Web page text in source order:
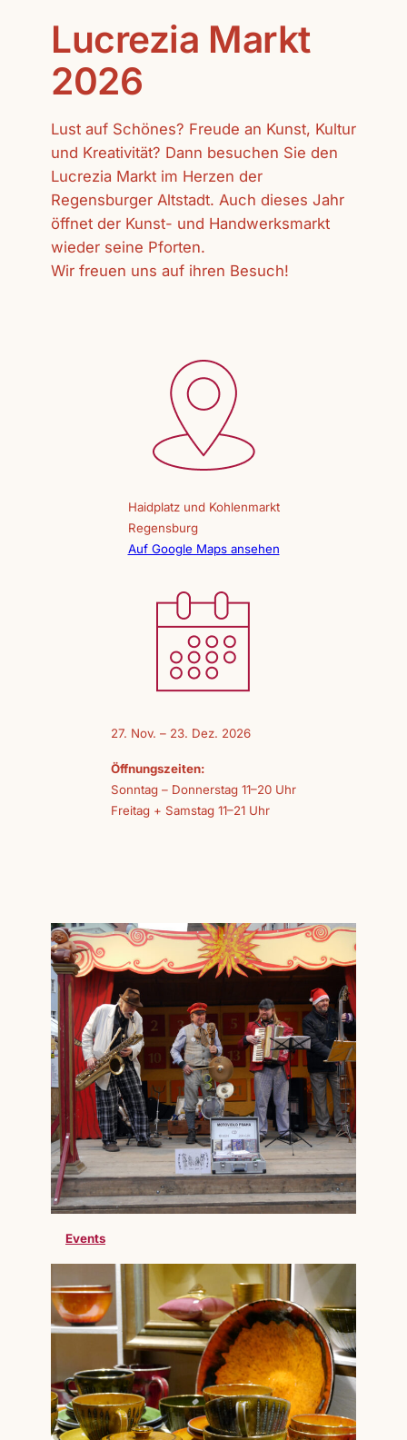
Lucrezia Markt
2026
Lust auf Schönes? Freude an Kunst, Kultur
und Kreativität? Dann besuchen Sie den
Lucrezia Markt im Herzen der
Regensburger Altstadt. Auch dieses Jahr
öffnet der Kunst- und Handwerksmarkt
wieder seine Pforten.
Wir freuen uns auf ihren Besuch!
Haidplatz und Kohlenmarkt
Regensburg
Auf Google Maps ansehen
27. Nov. – 23. Dez. 2026
Öffnungszeiten:
Sonntag – Donnerstag 11–20 Uhr
Freitag + Samstag 11–21 Uhr
Events